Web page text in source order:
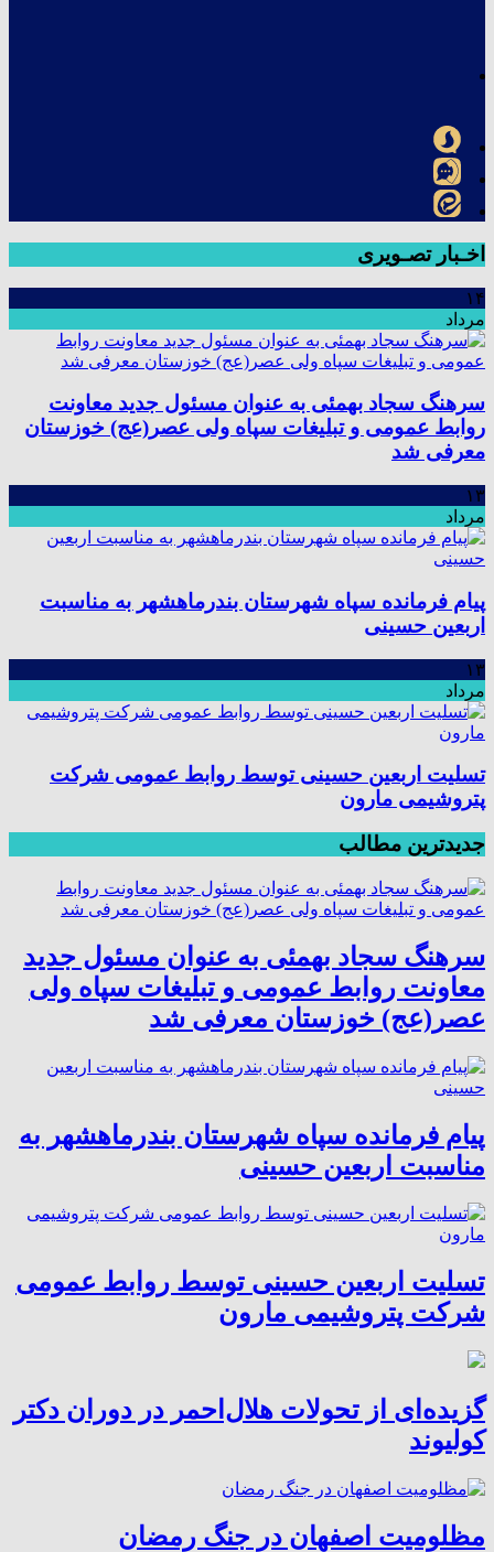
اخـبار تصـویری
۱۴
مرداد
سرهنگ سجاد بهمئی به عنوان مسئول جدید معاونت
روابط عمومی و تبلیغات سپاه ولی عصر(عج) خوزستان
معرفی شد
۱۳
مرداد
پیام فرمانده سپاه شهرستان بندرماهشهر به مناسبت
اربعین حسینی
۱۳
مرداد
تسلیت اربعین حسینی توسط روابط عمومی شرکت
پتروشیمی مارون
جدیدترین مطالب
سرهنگ سجاد بهمئی به عنوان مسئول جدید
معاونت روابط عمومی و تبلیغات سپاه ولی
عصر(عج) خوزستان معرفی شد
پیام فرمانده سپاه شهرستان بندرماهشهر به
مناسبت اربعین حسینی
تسلیت اربعین حسینی توسط روابط عمومی
شرکت پتروشیمی مارون
گزیده‌ای از تحولات هلال‌احمر در دوران دکتر
کولیوند
مظلومیت اصفهان در جنگ رمضان